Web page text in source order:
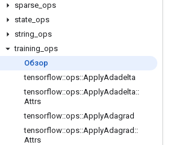
sparse ops
state ops
string ops
training ops
Обзор
tensorflow::ops::ApplyAdadelta
tensorflow::ops::ApplyAdadelta::
Attrs
tensorflow::ops::ApplyAdagrad
tensorflow::ops::ApplyAdagrad ::
Attrs